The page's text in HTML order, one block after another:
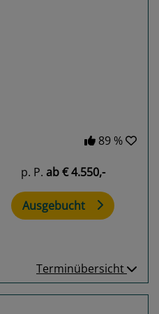
89 %
p. P. ab€ 4.550,-
Ausgebucht
Terminübersicht